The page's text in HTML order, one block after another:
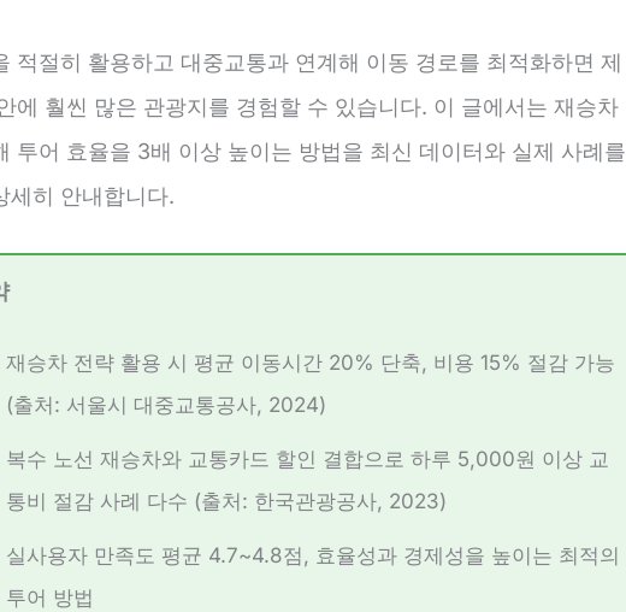
적절히 활용하고 대중교통과 연계해 이동 경로를 최적화하면 제
에 훨씬 많은 관광지를 경험할 수 있습니다. 이 글에서는 재승차
투어 효율을 3배 이상 높이는 방법을 최신 데이터와 실제 사례를
세히 안내합니다.
재승차 전략 활용 시 평균 이동시간 20% 단축, 비용 15% 절감 가능
(출처: 서울시 대중교통공사, 2024)
복수 노선 재승차와 교통카드 할인 결합으로 하루 5,000원 이상 교
통비 절감 사례 다수 (출처: 한국관광공사, 2023)
실사용자 만족도 평균 4.7~4.8점, 효율성과 경제성을 높이는 최적의
투어 방법